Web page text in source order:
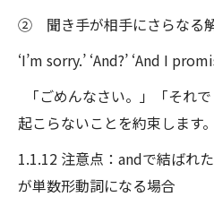
② 聞き手が相手にさらなる
‘I’m sorry.’ ‘And?’ ‘And I
「ごめんなさい。」「それ
起こらないことを約束します。
1.1.12 注意点：andで結ばれ
が単数形動詞になる場合